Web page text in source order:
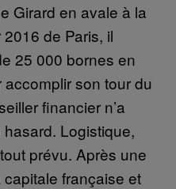
Girard en avale à la
de Paris, il
25 000 bornes en
son tour du
financier n’a
Logistique,
prévu. Après une
française et